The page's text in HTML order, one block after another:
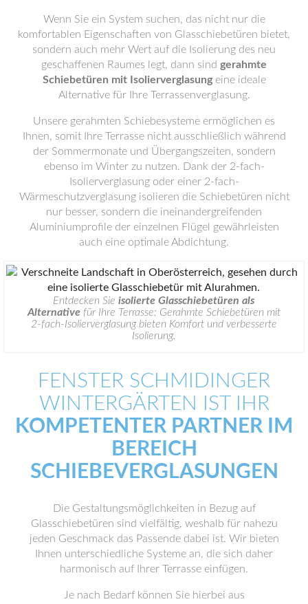
Wenn Sie ein System suchen, das nicht nur die
komfortablen Eigenschaften von Glasschiebetüren bietet,
sondern auch mehr Wert auf die Isolierung des neu
geschaffenen Raumes legt, dann sind gerahmte
Schiebetüren mit Isolierverglasungeine ideale
Alternative für Ihre Terrassenverglasung.
Unsere gerahmten Schiebesysteme ermöglichen es
Ihnen, somit Ihre Terrasse nicht ausschließlich während
der Sommermonate und Übergangszeiten, sondern
ebenso im Winter zu nutzen. Dank der 2-fach-
Isolierverglasung oder einer 2-fach-
Wärmeschutzverglasung isolieren die Schiebetüren nicht
nur besser, sondern die ineinandergreifenden
Aluminiumprofile der einzelnen Flügel gewährleisten
auch eine optimale Abdichtung.
Entdecken Sieisolierte Glasschiebetüren als
Alternative für Ihre Terrasse: Gerahmte Schiebetüren mit
2-fach-Isolierverglasung bieten Komfort und verbesserte
Isolierung.
FENSTER SCHMIDINGER
WINTERGÄRTEN
IST IHR
KOMPETENTER PARTNER IM
BEREICH
SCHIEBEVERGLASUNGEN
Die Gestaltungsmöglichkeiten in Bezug auf
Glasschiebetüren sind vielfältig, weshalb für nahezu
jeden Geschmack das Passende dabei ist. Wir bieten
Ihnen unterschiedliche Systeme an, die sich daher
harmonisch auf Ihrer Terrasse einfügen.
Je nach Bedarf können Sie hierbei aus